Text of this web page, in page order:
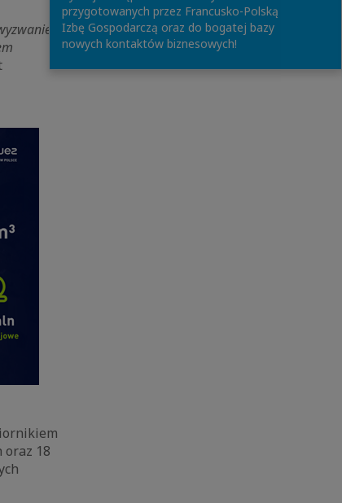
ale
oraz 18
przygotowanych przez Francusko-Polską
Izbę Gospodarczą oraz do bogatej bazy
nowych kontaktów biznesowych!